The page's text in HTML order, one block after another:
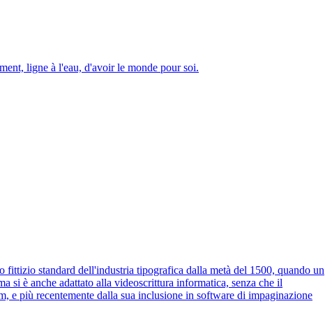
ligne à l'eau, d'avoir le monde pour soi.
standard dell'industria tipografica dalla metà del 1500, quando un
si è anche adattato alla videoscrittura informatica, senza che il
e più recentemente dalla sua inclusione in software di impaginazione